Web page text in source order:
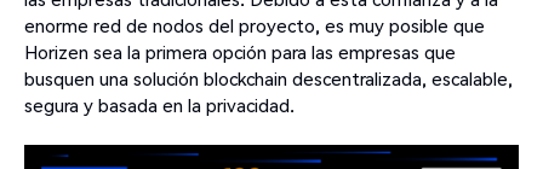
enorme red de nodos del proyecto, es muy posible que
Horizen sea la primera opción para las empresas que
busquen una solución blockchain descentralizada, escalable,
segura y basada en la privacidad.